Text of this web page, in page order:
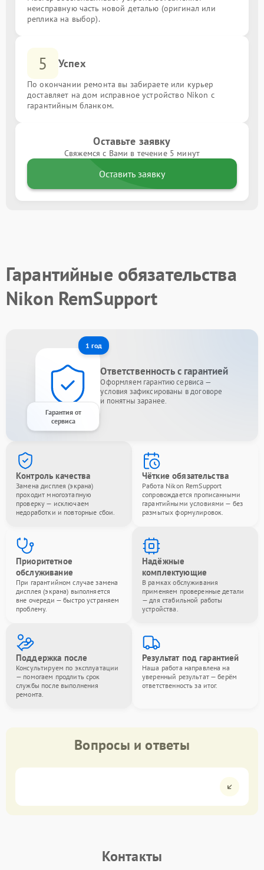
неисправную часть новой деталью (оригинал или
реплика на выбор).
5 Успех
По окончании ремонта вы забираете или курьер
доставляет на дом исправное устройство Nikon с
гарантийным бланком.
Оставьте заявку
Свяжемся с Вами в течение 5 минут
Оставить заявку
Гарантийные обязательства
Nikon RemSupport
1 год
Гарантия от
сервиса
Ответственность с гарантией
Оформляем гарантию сервиса —
условия зафиксированы в договоре
и понятны заранее.
Контроль качества
Замена дисплея (экрана)
проходит многоэтапную
проверку — исключаем
недоработки и повторные сбои.
Чёткие обязательства
Работа Nikon RemSupport
сопровождается прописанными
гарантийными условиями — без
размытых формулировок.
Приоритетное
обслуживание
При гарантийном случае замена
дисплея (экрана) выполняется
вне очереди — быстро устраняем
проблему.
Надёжные
комплектующие
В рамках обслуживания
применяем проверенные детали
— для стабильной работы
устройства.
Поддержка после
Консультируем по эксплуатации
— помогаем продлить срок
службы после выполнения
ремонта.
Результат под гарантией
Наша работа направлена на
уверенный результат — берём
ответственность за итог.
Вопросы и ответы
Контакты